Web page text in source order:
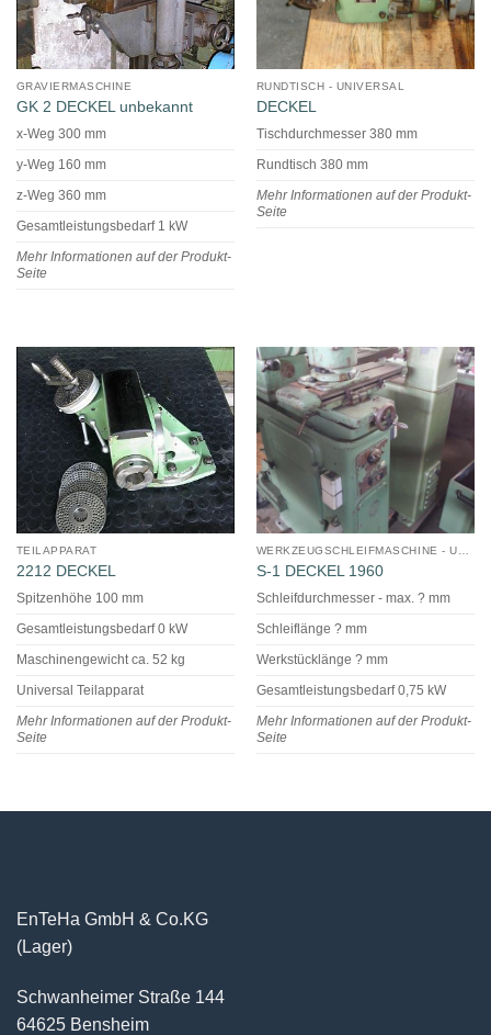
GRAVIERMASCHINE
GK 2 DECKEL unbekannt
x-Weg 300 mm
y-Weg 160 mm
z-Weg 360 mm
Gesamtleistungsbedarf 1 kW
Mehr Informationen auf der Produkt-
Seite
RUNDTISCH - UNIVERSAL
DECKEL
Tischdurchmesser 380 mm
Rundtisch 380 mm
Mehr Informationen auf der Produkt-
Seite
TEILAPPARAT
2212 DECKEL
Spitzenhöhe 100 mm
Gesamtleistungsbedarf 0 kW
Maschinengewicht ca. 52 kg
Universal Teilapparat
Mehr Informationen auf der Produkt-
Seite
S-1 DECKEL 1960
Schleifdurchmesser - max. ? mm
Schleiflänge ? mm
Werkstücklänge ? mm
Gesamtleistungsbedarf 0,75 kW
Mehr Informationen auf der Produkt-
Seite
EnTeHa GmbH & Co.KG
(Lager)
Schwanheimer Straße 144
64625 Bensheim